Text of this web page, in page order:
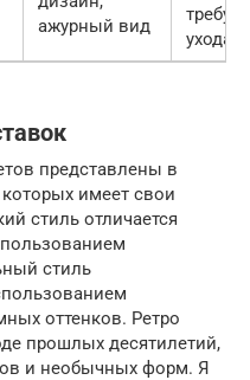
ажурный вид
требует
ухода
представлены в
имеет свои
стиль отличается
стиль
оттенков. Ретро
прошлых десятилетий,
и необычных форм. Я